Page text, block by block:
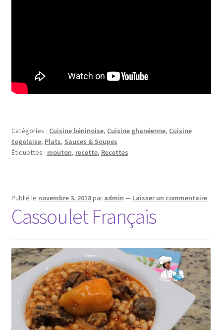
Catégories : Cuisine béninoise, Cuisine ghanéenne, Cuisine
togolaise, Plats, Sauces & Soupes
Étiquettes : mouton, recette, Recettes
Publié le novembre 3, 2018par admin — Laisser un commentaire
Cassoulet Français